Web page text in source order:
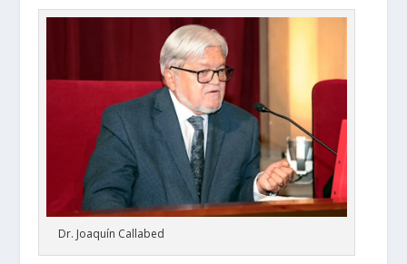
Dr. Joaquín Callabed